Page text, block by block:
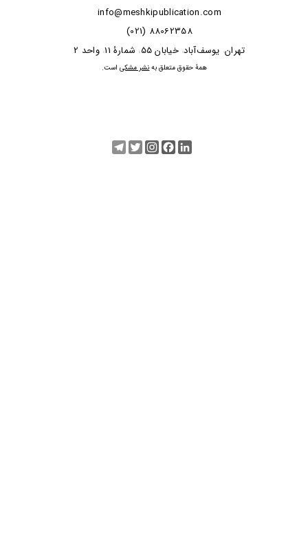
info@meshkipublication.com
88062358 (021)
​​​​​​تهران، یوسف‌آباد، خیابان 55 ، شمارۀ 11 ،واحد 2
​همۀ حقوق متعلق به نشر مشکیاست.
Telegram
TwitterInstagramFacebook